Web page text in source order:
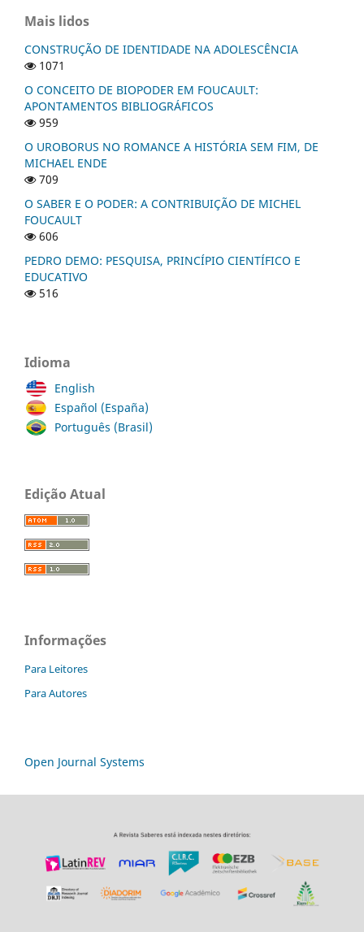
Mais lidos
CONSTRUÇÃO DE IDENTIDADE NA ADOLESCÊNCIA
1071
O CONCEITO DE BIOPODER EM FOUCAULT:
APONTAMENTOS BIBLIOGRÁFICOS
959
O UROBORUS NO ROMANCE A HISTÓRIA SEM FIM, DE
MICHAEL ENDE
709
O SABER E O PODER: A CONTRIBUIÇÃO DE MICHEL
FOUCAULT
606
PEDRO DEMO: PESQUISA, PRINCÍPIO CIENTÍFICO E
EDUCATIVO
516
Idioma
English
Español (España)
Português (Brasil)
Edição Atual
Informações
Para Leitores
Para Autores
Open Journal Systems